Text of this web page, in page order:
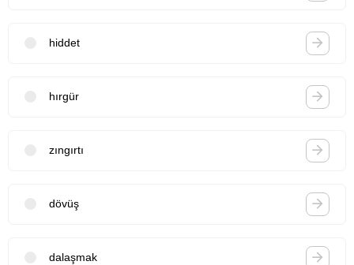
hiddet
hırgür
zıngırtı
dövüş
dalaşmak